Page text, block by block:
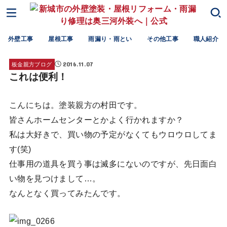
外壁工事 屋根工事 雨漏り・雨とい その他工事 職人紹介
板金親方ブログ 2016.11.07
これは便利！
こんにちは。塗装親方の村田です。
皆さんホームセンターとかよく行かれますか？
私は大好きで、買い物の予定がなくてもウロウロしてま
す(笑)
仕事用の道具を買う事は滅多にないのですが、先日面白
い物を見つけまして…。
なんとなく買ってみたんです。